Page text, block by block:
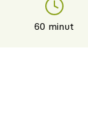
60 minut